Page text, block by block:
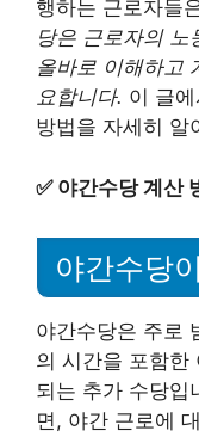
행하는 근로자들
당은 근로자의
올바로 이해하고
요합니다. 이 글
방법을 자세히 알
✅ 야간수당 계산
야간수당
야간수당은 주로
의 시간을 포함한
되는 추가 수당입
면, 야간 근로에